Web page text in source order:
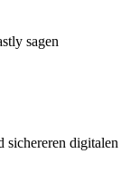
sagen
sichereren digitalen